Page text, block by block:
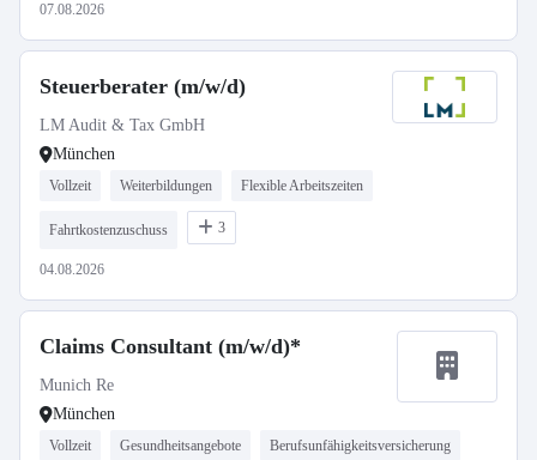
07.08.2026
Steuerberater (m/w/d)
LM Audit & Tax GmbH
München
Vollzeit Weiterbildungen Flexible Arbeitszeiten
Fahrtkostenzuschuss 3
04.08.2026
Claims Consultant (m/w/d)*
Munich Re
München
Vollzeit Gesundheitsangebote Berufsunfähigkeitsversicherung